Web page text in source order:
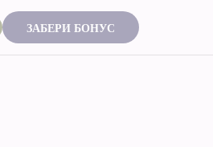
ЗАБЕРИ БОНУС